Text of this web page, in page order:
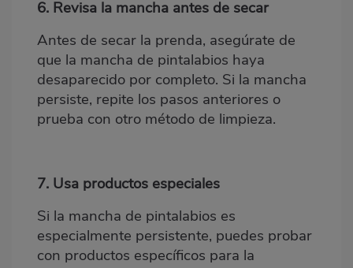
6. Revisa la mancha antes de secar
Antes de secar la prenda, asegúrate de
que la mancha de pintalabios haya
desaparecido por completo. Si la mancha
persiste, repite los pasos anteriores o
prueba con otro método de limpieza.
7. Usa productos especiales
Si la mancha de pintalabios es
especialmente persistente, puedes probar
con productos específicos para la